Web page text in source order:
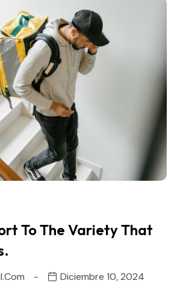
To The Variety That
Diciembre 10, 2024